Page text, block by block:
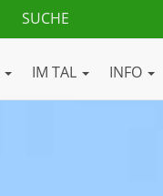
IM TAL INFO